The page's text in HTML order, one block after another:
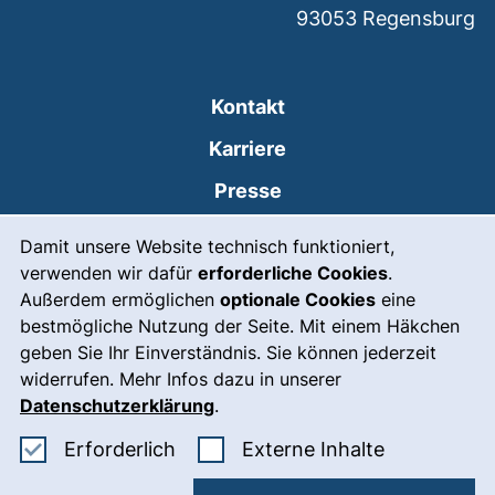
Damit unsere Website technisch funktioniert,
verwenden wir dafür erforderliche Cookies.
Außerdem ermöglichen optionale Cookies eine
bestmögliche Nutzung der Seite. Mit einem Häkchen
geben Sie Ihr Einverständnis. Sie können jederzeit
widerrufen. Mehr Infos dazu in unserer
Datenschutzerklärung.
Erforderlich Erforderliche Cookies akzeptieren
Externe Inhalte: Externe
Kontakt
Karriere
Presse
Leichte Sprache
Gebärdensprache
Notfall(externer Link, öffnet
Impressum
Barrierefreiheit
Datenschutz
93053 Regensburg